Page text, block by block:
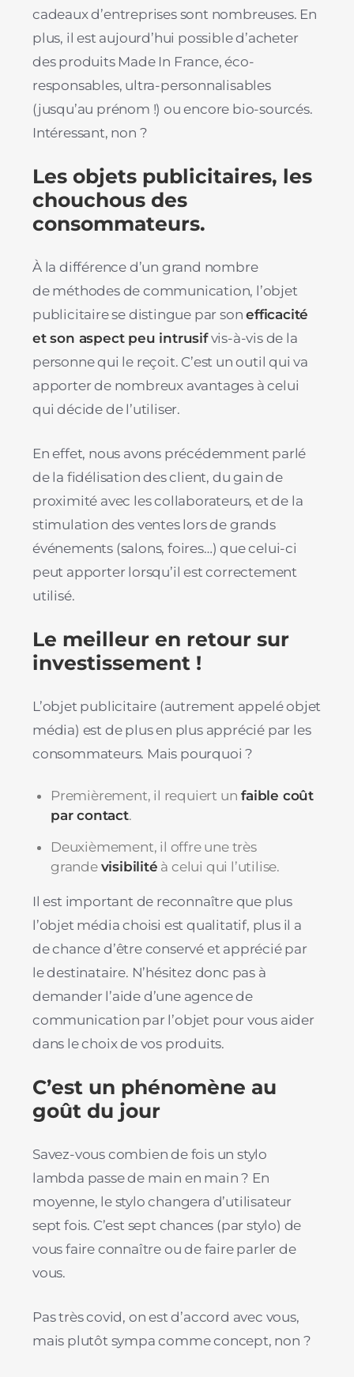
cadeaux d’entreprises sont nombreuses. En
plus, il est aujourd’hui possible d’acheter
des produits Made In France, éco-
responsables, ultra-personnalisables
(jusqu’au prénom !) ou encore bio-sourcés.
Intéressant, non ?
Les objets publicitaires, les
chouchous des
consommateurs.
À la différence d’un grand nombre
de méthodes de communication, l’objet
publicitaire se distingue par sonefficacité
et son aspect peu intrusifvis-à-vis de la
personne qui le reçoit. C’est un outil qui va
apporter de nombreux avantages à celui
qui décide de l’utiliser.
En effet, nous avons précédemment parlé
de la fidélisation des client, du gain de
proximité avec les collaborateurs, et de la
stimulation des ventes lors de grands
événements (salons, foires…) que celui-ci
peut apporter lorsqu’il est correctement
utilisé.
Le meilleur en retour sur
investissement !
L’objet publicitaire (autrement appelé objet
média) est de plus en plus apprécié par les
consommateurs. Mais pourquoi ?
Premièrement, il requiert un faible coût
par contact.
Deuxièmement, il offre une très
grande visibilité à celui qui l’utilise.
Il est important de reconnaître que plus
l’objet média choisi est qualitatif, plus il a
de chance d’être conservé et apprécié par
le destinataire. N’hésitez donc pas à
demander l’aide d’une agence de
communication par l’objet pour vous aider
dans le choix de vos produits.
C’est un phénomène au
goût du jour
Savez-vous combien de fois un stylo
lambda passe de main en main ? En
moyenne, le stylo changera d’utilisateur
sept fois. C’est sept chances (par stylo) de
vous faire connaître ou de faire parler de
vous.
Pas très covid, on est d’accord avec vous,
mais plutôt sympa comme concept, non ?